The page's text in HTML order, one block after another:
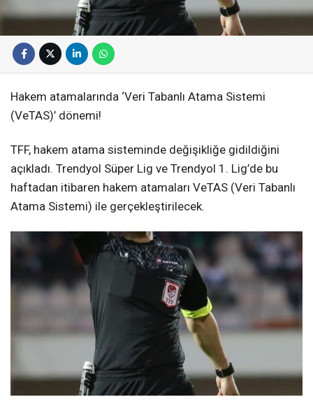
Hakem atamalarında ‘Veri Tabanlı Atama Sistemi
(VeTAS)’ dönemi!
TFF, hakem atama sisteminde değişikliğe gidildiğini
açıkladı. Trendyol Süper Lig ve Trendyol 1. Lig’de bu
haftadan itibaren hakem atamaları VeTAS (Veri Tabanlı
Atama Sistemi) ile gerçekleştirilecek.